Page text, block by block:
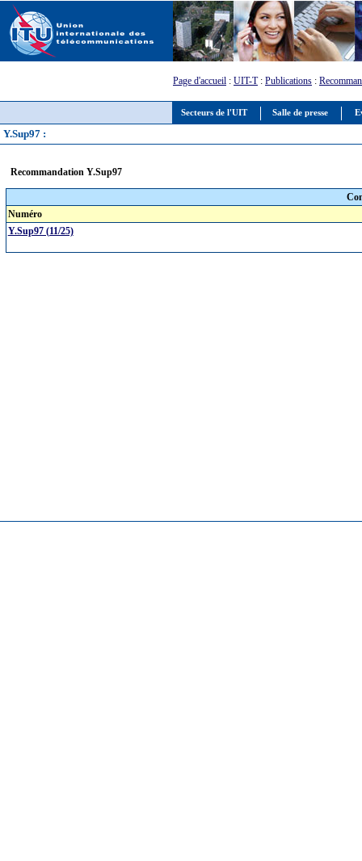
Secteurs de l'UIT Salle de presse
Page d'accueil : UIT-T: Publications :
Y.Sup97 :
Recommandation Y.Sup97
Numéro
Y.Sup97 (11/25)